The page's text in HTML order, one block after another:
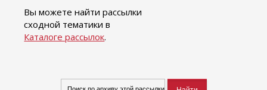
Вы можете найти рассылки
сходной тематики в
Каталоге рассылок.